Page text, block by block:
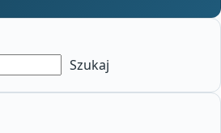
Szukaj